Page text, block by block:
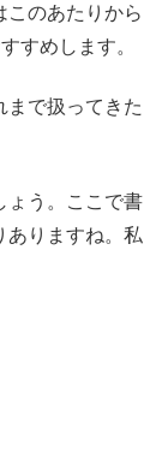
このあたりから
すめします。
まで扱ってきた
ょう。ここで書
ありますね。私